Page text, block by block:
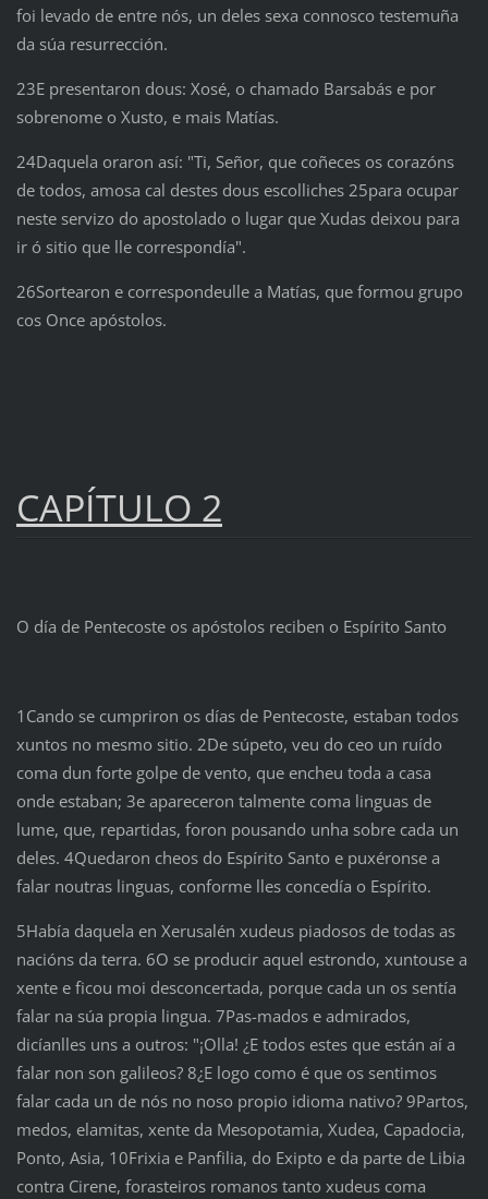
foi levado de entre nós, un deles sexa connosco testemuña
da súa resurrección.
23E presentaron dous: Xosé, o chamado Barsabás e por
sobrenome o Xusto, e mais Matías.
24Daquela oraron así: "Ti, Señor, que coñeces os corazóns
de todos, amosa cal destes dous escolliches 25para ocupar
neste servizo do apostolado o lugar que Xudas deixou para
ir ó sitio que lle correspondía".
26Sortearon e correspondeulle a Matías, que formou grupo
cos Once apóstolos.
CAPÍTULO 2
O día de Pentecoste os apóstolos reciben o Espírito Santo
1Cando se cumpriron os días de Pentecoste, estaban todos
xuntos no mesmo sitio. 2De súpeto, veu do ceo un ruído
coma dun forte golpe de vento, que encheu toda a casa
onde estaban; 3e apareceron talmente coma linguas de
lume, que, repartidas, foron pousando unha sobre cada un
deles. 4Quedaron cheos do Espírito Santo e puxéronse a
falar noutras linguas, conforme lles concedía o Espírito.
5Había daquela en Xerusalén xudeus piadosos de todas as
nacións da terra. 6O se producir aquel estrondo, xuntouse a
xente e ficou moi desconcertada, porque cada un os sentía
falar na súa propia lingua. 7Pas-mados e admirados,
dicíanlles uns a outros: "¡Olla! ¿E todos estes que están aí a
falar non son galileos? 8¿E logo como é que os sentimos
falar cada un de nós no noso propio idioma nativo? 9Partos,
medos, elamitas, xente da Mesopotamia, Xudea, Capadocia,
Ponto, Asia, 10Frixia e Panfilia, do Exipto e da parte de Libia
contra Cirene, forasteiros romanos tanto xudeus coma